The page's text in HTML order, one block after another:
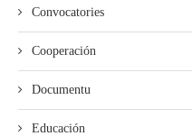
Convocatories
Cooperación
Documentu
Educación